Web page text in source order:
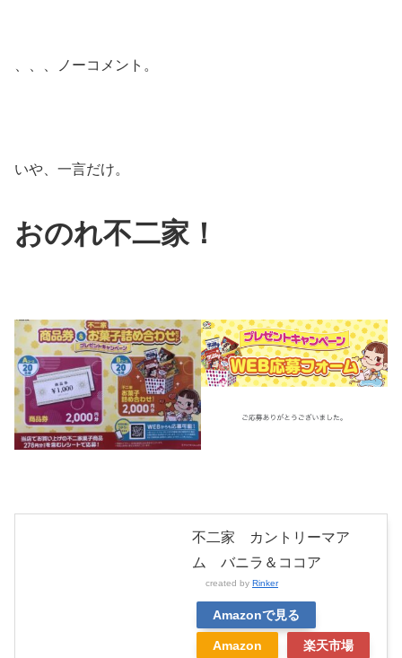
、、、ノーコメント。
いや、一言だけ。
おのれ不二家！
不二家 カントリーマア
ム バニラ＆ココア
created by Rinker
Amazonで見る
Amazon 楽天市場